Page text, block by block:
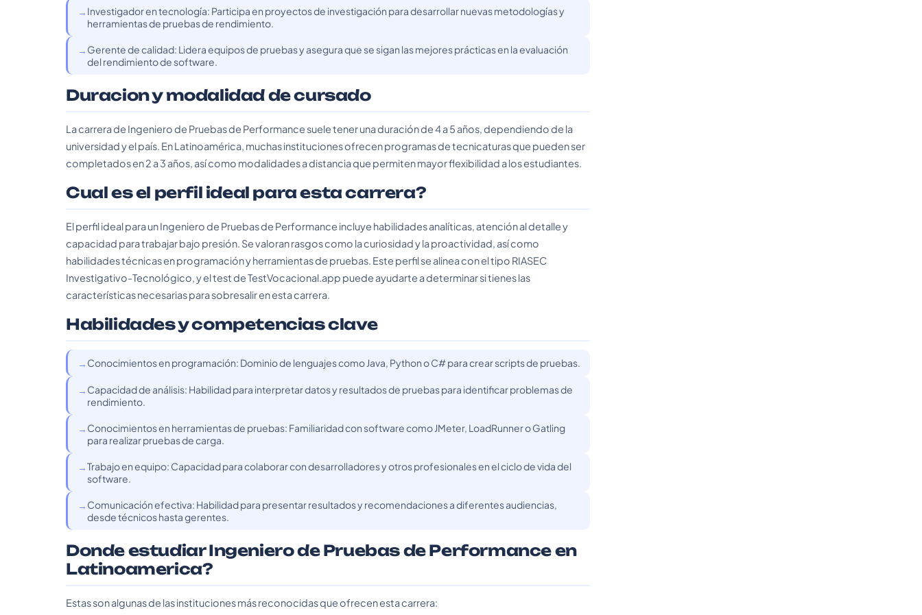
Investigador en tecnología: Participa en proyectos de investigación para desarrollar nuevas metodologías y
herramientas de pruebas de rendimiento.
Gerente de calidad: Lidera equipos de pruebas y asegura que se sigan las mejores prácticas en la evaluación
del rendimiento de software.
Duracion y modalidad de cursado
La carrera de Ingeniero de Pruebas de Performance suele tener una duración de 4 a 5 años, dependiendo de la
universidad y el país. En Latinoamérica, muchas instituciones ofrecen programas de tecnicaturas que pueden ser
completados en 2 a 3 años, así como modalidades a distancia que permiten mayor flexibilidad a los estudiantes.
Cual es el perfil ideal para esta carrera?
El perfil ideal para un Ingeniero de Pruebas de Performance incluye habilidades analíticas, atención al detalle y
capacidad para trabajar bajo presión. Se valoran rasgos como la curiosidad y la proactividad, así como
habilidades técnicas en programación y herramientas de pruebas. Este perfil se alinea con el tipo RIASEC
Investigativo-Tecnológico, y el test de TestVocacional.app puede ayudarte a determinar si tienes las
características necesarias para sobresalir en esta carrera.
Habilidades y competencias clave
Conocimientos en programación: Dominio de lenguajes como Java, Python o C# para crear scripts de pruebas.
Capacidad de análisis: Habilidad para interpretar datos y resultados de pruebas para identificar problemas de
rendimiento.
Conocimientos en herramientas de pruebas: Familiaridad con software como JMeter, LoadRunner o Gatling
para realizar pruebas de carga.
Trabajo en equipo: Capacidad para colaborar con desarrolladores y otros profesionales en el ciclo de vida del
software.
Comunicación efectiva: Habilidad para presentar resultados y recomendaciones a diferentes audiencias,
desde técnicos hasta gerentes.
Donde estudiar Ingeniero de Pruebas de Performance en
Latinoamerica?
Estas son algunas de las instituciones más reconocidas que ofrecen esta carrera: